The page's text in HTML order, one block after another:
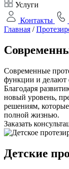
Услуги
Контакты
Главная /
Современные
функции и делают
Благодаря
новый уровень,
решениям,
полной жизнью.
Заказать
Детские